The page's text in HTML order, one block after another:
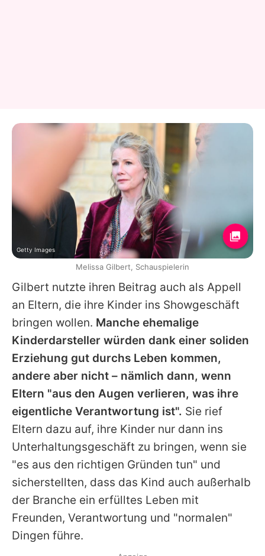
Gilbert nutzte ihren Beitrag auch als Appell
an Eltern, die ihre Kinder ins Showgeschäft
bringen wollen. Manche ehemalige
Kinderdarsteller würden dank einer soliden
Erziehung gut durchs Leben kommen,
andere aber nicht – nämlich dann, wenn
Eltern "aus den Augen verlieren, was ihre
eigentliche Verantwortung ist". Sie rief
Eltern dazu auf, ihre Kinder nur dann ins
Unterhaltungsgeschäft zu bringen, wenn sie
"es aus den richtigen Gründen tun" und
sicherstellten, dass das Kind auch außerhalb
der Branche ein erfülltes Leben mit
Freunden, Verantwortung und "normalen"
Dingen führe.
Getty Images
Melissa Gilbert, Schauspielerin